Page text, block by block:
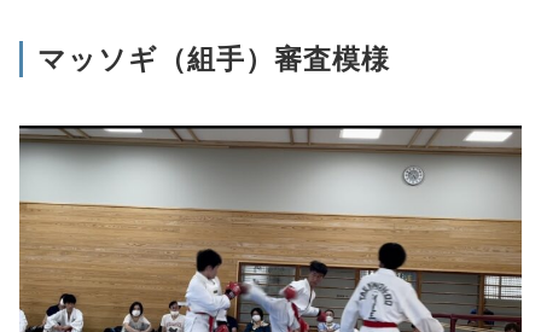
マッソギ（組手）審査模様